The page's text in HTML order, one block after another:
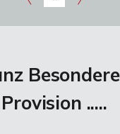
Provision .....